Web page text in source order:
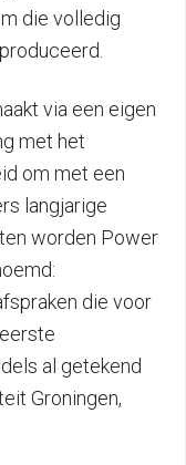
die volledig
via een eigen
met het
om met een
langjarige
worden Power
die voor
al getekend
Groningen,